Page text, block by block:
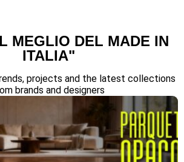
MEGLIO DEL MADE IN
ITALIA"
projects and the latest collections
brands and designers